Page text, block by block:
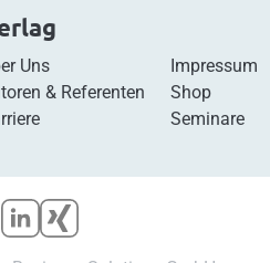
Uns
& Referenten
Impressum
Shop
Seminare